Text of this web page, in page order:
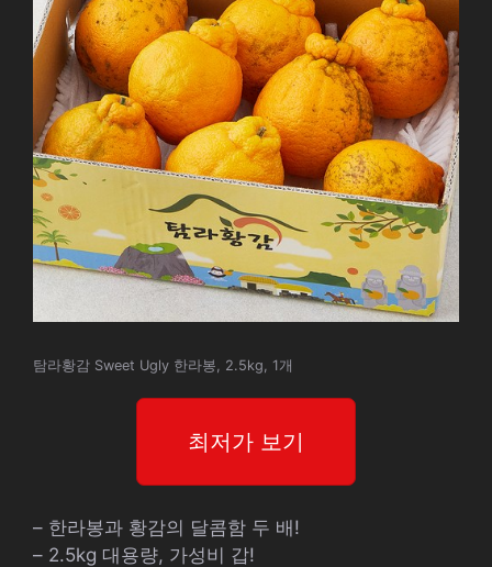
탐라황감 Sweet Ugly 한라봉, 2.5kg, 1개
최저가 보기
– 한라봉과 황감의 달콤함 두 배!
– 2.5kg 대용량, 가성비 갑!